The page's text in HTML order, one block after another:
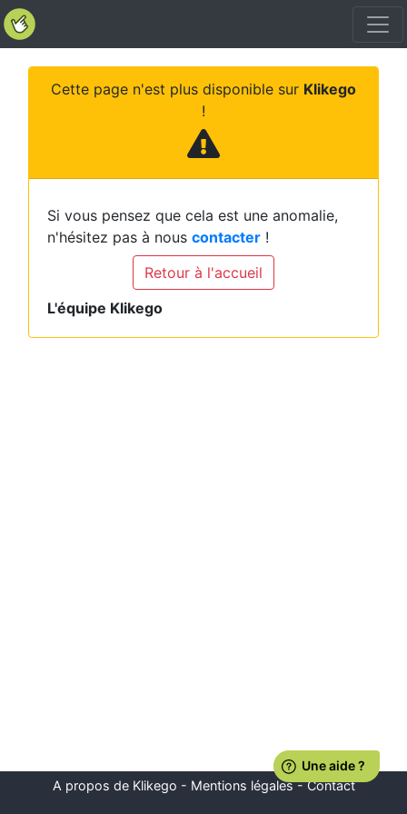
Cette page n'est plus disponible sur Klikego
!
Si vous pensez que cela est une anomalie,
n'hésitez pas à nous contacter !
Retour à l'accueil
L'équipe Klikego
A propos de Klikego - Mentions légales-Contact